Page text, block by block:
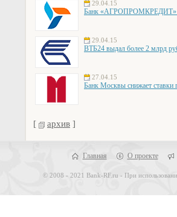
29.04.15
Банк «АГРОПРОМКРЕДИТ»
29.04.15
ВТБ24 выдал более 2 млрд
27.04.15
Банк Москвы снижает ставки
[ архив ]
Главная О проекте
© 2008 - 2021 Bank-RF.ru - При